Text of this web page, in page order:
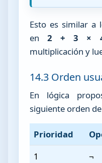
Esto es similar a
en2 + 3 ×
multiplicación y
14.3 Orden
En lógica
siguiente orden
Prioridad
1
¬